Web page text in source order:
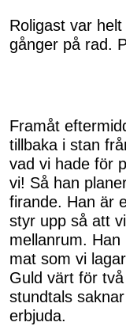
Roligast var
gånger på rad.
Framåt
tillbaka i stan
vad vi hade för
vi! Så han
firande. Han är
styr upp så att
mellanrum. Han
mat som vi
Guld värt för
stundtals
erbjuda.